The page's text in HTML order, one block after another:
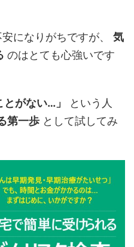
になりがちですが、 気
のはとても心強いです
とがない…」
という人
第一歩 として試してみ